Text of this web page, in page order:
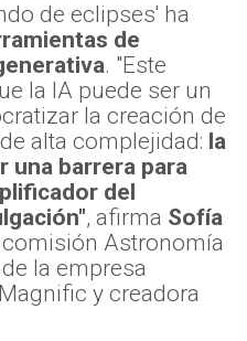
de eclipses' ha
de
. "Este
la IA puede ser un
la creación de
alta complejidad: la
una barrera para
del
, afirma Sofía
Astronomía
la empresa
y creadora